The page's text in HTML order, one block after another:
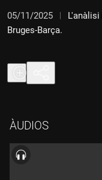
05/11/2025
L'anàlisi
Bruges-Barça.
ÀUDIOS